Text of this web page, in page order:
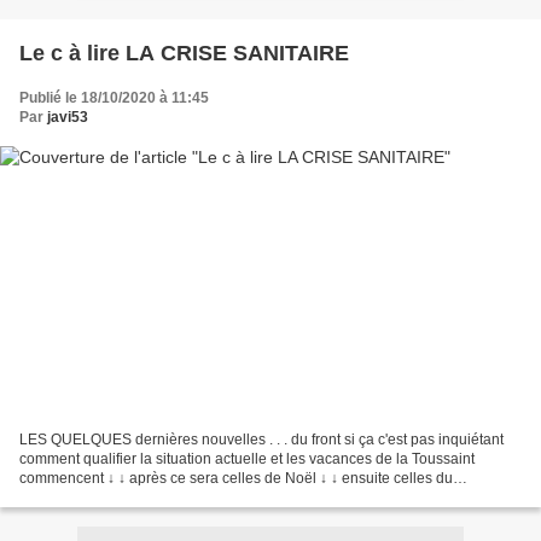
Le c à lire LA CRISE SANITAIRE
Publié le 18/10/2020 à 11:45
Par javi53
LES QUELQUES dernières nouvelles . . . du front si ça c'est pas inquiétant
comment qualifier la situation actuelle et les vacances de la Toussaint
commencent ↓ ↓ après ce sera celles de Noël ↓ ↓ ensuite celles du